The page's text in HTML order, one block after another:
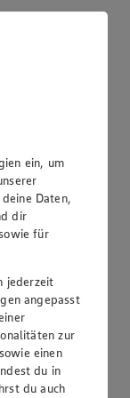
ein, um
Daten,
dir
für
jederzeit
angepasst
zur
einen
du in
du auch